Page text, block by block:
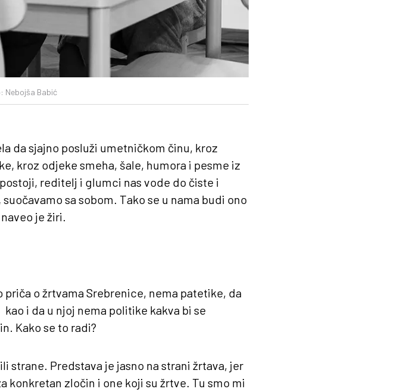
Nebojša Babić
da sjajno posluži umetničkom činu, kroz
kroz odjeke smeha, šale, humora i pesme iz
reditelj i glumci nas vode do čiste i
sa sobom. Tako se u nama budi ono
je žiri.
o žrtvama Srebrenice, nema patetike, da
i da u njoj nema politike kakva bi se
Kako se to radi?
strane. Predstava je jasno na strani žrtava, jer
konkretan zločin i one koji su žrtve. Tu smo mi